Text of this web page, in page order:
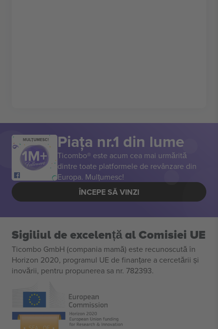
MULȚUMESC! Piața nr.1 din lume
Ticombo® este acum cea mai urmărită
dintre toate platformele de revânzare din
Europa. Mulțumesc!
ÎNCEPE SĂ VINZI
Sigiliul de excelență al Comisiei UE
Ticombo GmbH (compania mamă) este recunoscută în
Horizon 2020, programul UE de finanțare a cercetării și
inovării, pentru propunerea sa nr. 782393.